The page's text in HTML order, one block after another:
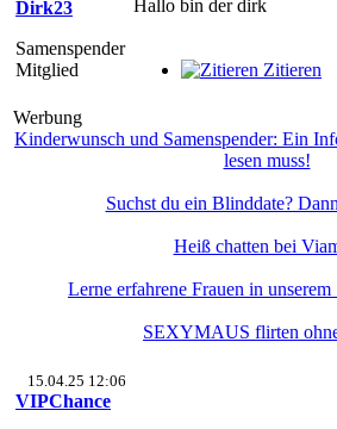
Dirk23
Samenspender
Mitglied
Hallo bin der dirk
Zitieren
Werbung
Kinderwunsch und Samenspender: Ein
lesen muss!
Suchst du ein Blinddate?
Heiß chatten bei
Lerne erfahrene Frauen in
SEXYMAUS flirten
15.04.25 12:06
VIPChance